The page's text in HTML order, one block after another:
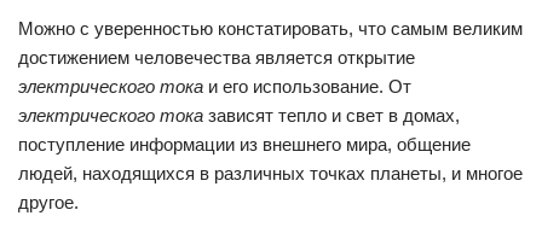
Можно с уверенностью констатировать, что самым великим
достижением человечества является открытие
электрического тока и его использование. От
электрического тока зависят тепло и свет в домах,
поступление информации из внешнего мира, общение
людей, находящихся в различных точках планеты, и многое
другое.